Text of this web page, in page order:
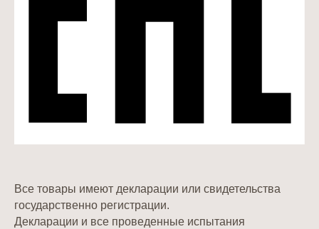
Все товары имеют декларации или свидетельства
государственно регистрации.
Декларации и все проведенные испытания